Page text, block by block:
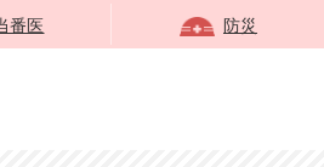
番医 防災